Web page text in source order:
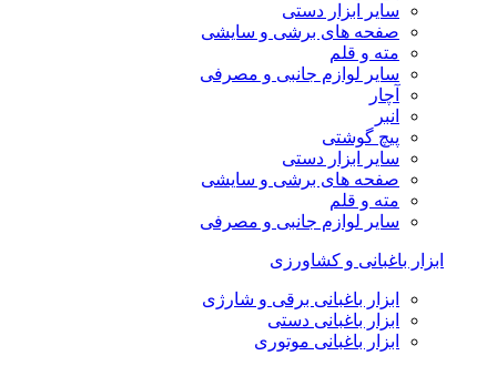
سایر ابزار دستی
صفحه های برشی و سایشی
مته و قلم
سایر لوازم جانبی و مصرفی
آچار
انبر
پیچ گوشتی
سایر ابزار دستی
صفحه های برشی و سایشی
مته و قلم
سایر لوازم جانبی و مصرفی
ابزار باغبانی و کشاورزی
ابزار باغبانی برقی و شارژی
ابزار باغبانی دستی
ابزار باغبانی موتوری